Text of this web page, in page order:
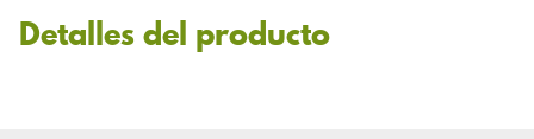
Detalles del producto